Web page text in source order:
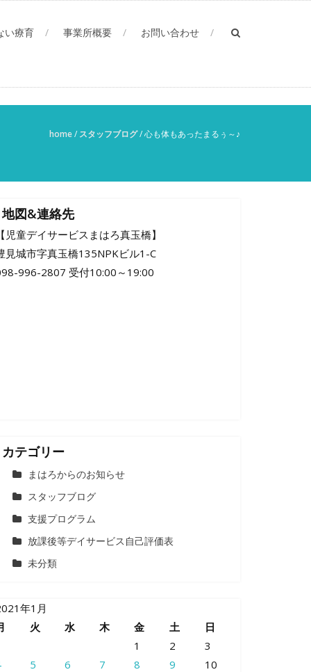
い療育 事業所概要 お問い合わせ
home/ スタッフブログ/心も体もあったまるぅ～♪
地図&連絡先
児童デイサービスまはろ真玉橋】
見城市字真玉橋135NPKビル1-C
996-2807 受付10:00～19:00
カテゴリー
まはろからのお知らせ
スタッフブログ
支援プログラム
放課後等デイサービス自己評価表
未分類
年1月
火 水 木 金 土
日
1
2
3
5 6 7 8 9
10